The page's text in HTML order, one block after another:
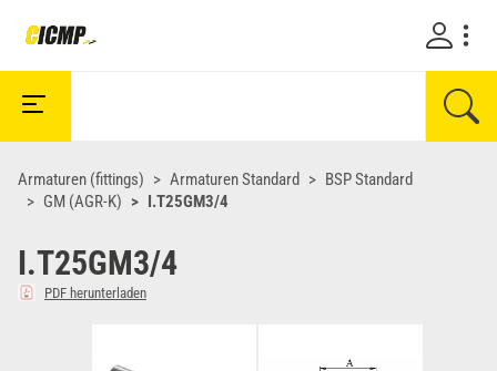
Armaturen (fittings) Armaturen Standard
BSP Standard
GM (AGR-K)
I.T25GM3/4
I.T25GM3/4
PDF herunterladen